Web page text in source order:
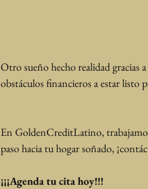
Otro sueño hecho realidad gracias
obstáculos financieros a estar listo
En GoldenCreditLatino,
paso hacia tu hogar soñado,
¡¡¡Agenda tu cita hoy!!!